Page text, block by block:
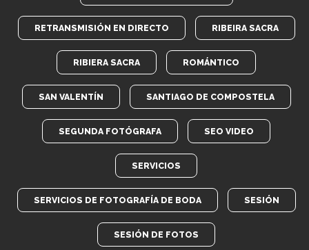
RETRANSMISIÓN EN DIRECTO RIBEIRA SACRA
RIBIERA SACRA ROMÁNTICO
SAN VALENTÍN SANTIAGO DE COMPOSTELA
SEGUNDA FOTÓGRAFA SEO VIDEO
SERVICIOS
SERVICIOS DE FOTOGRAFÍA DE BODA SESIÓN
SESIÓN DE FOTOS